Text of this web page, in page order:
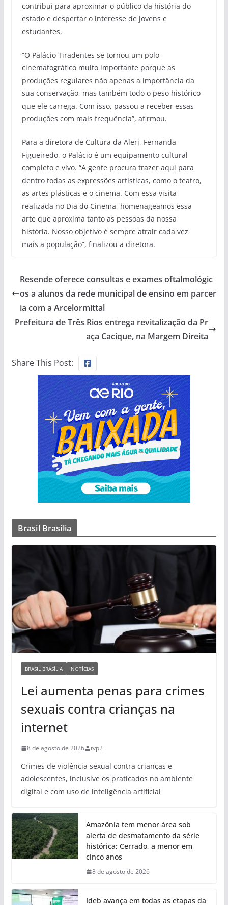
contribui para aproximar o público da história do
estado e despertar o interesse de jovens e
estudantes.
“O Palácio Tiradentes se tornou um polo
cinematográfico muito importante porque as
produções regulares não apenas a importância da
sua conservação, mas também todo o peso histórico
que ele carrega. Com isso, passou a receber essas
produções com mais frequência”, afirmou.
Para a diretora de Cultura da Alerj, Fernanda
Figueiredo, o Palácio é um equipamento cultural
completo e vivo. “A gente procura trazer aqui para
dentro todas as expressões artísticas, como o teatro,
as artes plásticas e o cinema. Com essa visita
realizada no Dia do Cinema, homenageamos essa
arte que aproxima tanto as pessoas da nossa
história. Nosso objetivo é sempre atrair cada vez
mais a população”, finalizou a diretora.
Resende oferece consultas e exames oftalmológic
os a alunos da rede municipal de ensino em parcer
ia com a Arcelormittal
Prefeitura de Três Rios entrega revitalização da Pr
aça Cacique, na Margem Direita
Share This Post:
Brasil Brasília
BRASIL BRASÍLIA NOTÍCIAS
Lei aumenta penas para crimes
sexuais contra crianças na
internet
8 de agosto de 2026 tvp2
Crimes de violência sexual contra crianças e
adolescentes, inclusive os praticados no ambiente
digital e com uso de inteligência artificial
Amazônia tem menor área sob
alerta de desmatamento da série
histórica; Cerrado, a menor em
cinco anos
8 de agosto de 2026
Ideb avança em todas as etapas da